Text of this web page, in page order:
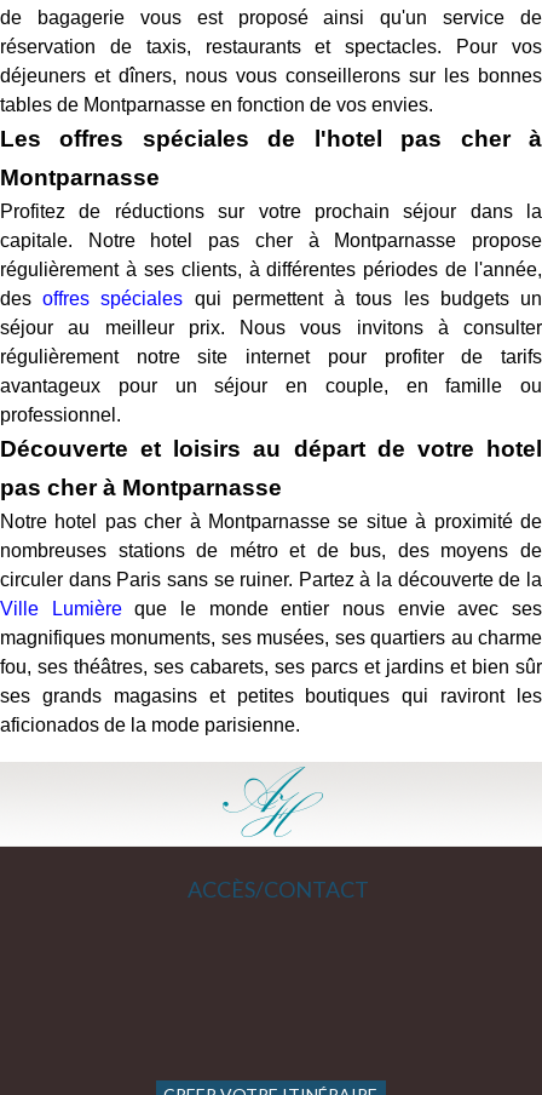
de bagagerie vous est proposé ainsi qu'un service de
réservation de taxis, restaurants et spectacles. Pour vos
déjeuners et dîners, nous vous conseillerons sur les bonnes
tables de Montparnasse en fonction de vos envies.
Les offres spéciales de l'hotel pas cher à
Montparnasse
Profitez de réductions sur votre prochain séjour dans la
capitale. Notre hotel pas cher à Montparnasse propose
régulièrement à ses clients, à différentes périodes de l'année,
desoffres spéciales qui permettent à tous les budgets un
séjour au meilleur prix. Nous vous invitons à consulter
régulièrement notre site internet pour profiter de tarifs
avantageux pour un séjour en couple, en famille ou
professionnel.
Découverte et loisirs au départ de votre hotel
pas cher à Montparnasse
Notre hotel pas cher à Montparnasse se situe à proximité de
nombreuses stations de métro et de bus, des moyens de
circuler dans Paris sans se ruiner. Partez à la découverte de la
Ville Lumièreque le monde entier nous envie avec ses
magnifiques monuments, ses musées, ses quartiers au charme
fou, ses théâtres, ses cabarets, ses parcs et jardins et bien sûr
ses grands magasins et petites boutiques qui raviront les
aficionados de la mode parisienne.
ACCÈS/CONTACT